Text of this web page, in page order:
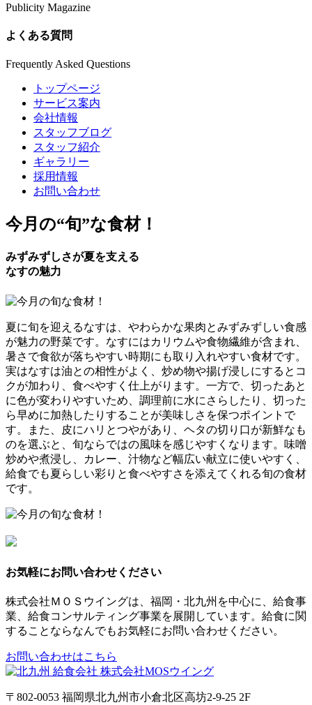
Publicity Magazine
よくある質問
Frequently Asked Questions
トップページ
サービス案内
会社情報
スタッフブログ
スタッフ紹介
ギャラリー
採用情報
お問い合わせ
今月の“旬”な食材！
みずみずしさが夏を支える
なすの魅力
夏に旬を迎えるなすは、やわらかな果肉とみずみずしい食感
が魅力の野菜です。なすにはカリウムや食物繊維が含まれ、
暑さで食欲が落ちやすい時期にも取り入れやすい食材です。
実はなすは油との相性がよく、炒め物や揚げ浸しにするとコ
クが加わり、食べやすく仕上がります。一方で、切ったあと
に色が変わりやすいため、調理前に水にさらしたり、切った
ら早めに加熱したりすることが美味しさを保つポイントで
す。また、皮にハリとつやがあり、ヘタの切り口が新鮮なも
のを選ぶと、旬ならではの風味を感じやすくなります。味噌
炒めや煮浸し、カレー、汁物など幅広い献立に使いやすく、
給食でも夏らしい彩りと食べやすさを添えてくれる旬の食材
です。
お気軽にお問い合わせください
株式会社ＭＯＳウイングは、福岡・北九州を中心に、給食事
業、給食コンサルティング事業を展開しています。給食に関
することならなんでもお気軽にお問い合わせください。
お問い合わせはこちら
〒802-0053 福岡県北九州市小倉北区高坊2-9-25 2F